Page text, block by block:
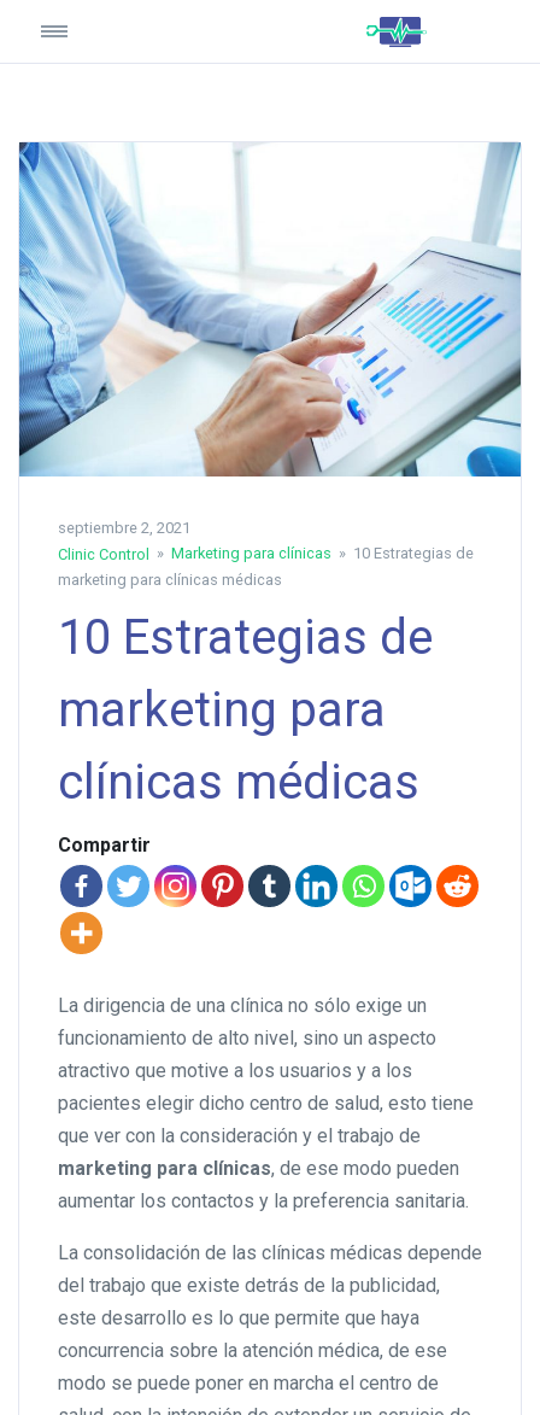
septiembre 2, 2021
Clinic Control
» Marketing para clínicas » 10 Estrategias de
marketing para clínicas médicas
10 Estrategias de
marketing para
clínicas médicas
Compartir
La dirigencia de una clínica no sólo exige un
funcionamiento de alto nivel, sino un aspecto
atractivo que motive a los usuarios y a los
pacientes elegir dicho centro de salud, esto tiene
que ver con la consideración y el trabajo de
marketing para clínicas, de ese modo pueden
aumentar los contactos y la preferencia sanitaria.
La consolidación de las clínicas médicas depende
del trabajo que existe detrás de la publicidad,
este desarrollo es lo que permite que haya
concurrencia sobre la atención médica, de ese
modo se puede poner en marcha el centro de